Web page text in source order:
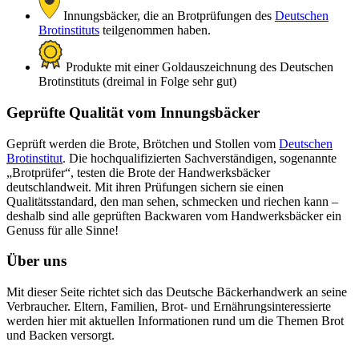
Innungsbäcker, die an Brotprüfungen des Deutschen
Brotinstituts teilgenommen haben.
Produkte mit einer Goldauszeichnung des Deutschen
Brotinstituts (dreimal in Folge sehr gut)
Geprüfte Qualität vom Innungsbäcker
Geprüft werden die Brote, Brötchen und Stollen vom Deutschen
Brotinstitut. Die hochqualifizierten Sachverständigen, sogenannte
„Brotprüfer“, testen die Brote der Handwerksbäcker
deutschlandweit. Mit ihren Prüfungen sichern sie einen
Qualitätsstandard, den man sehen, schmecken und riechen kann –
deshalb sind alle geprüften Backwaren vom Handwerksbäcker ein
Genuss für alle Sinne!
Über uns
Mit dieser Seite richtet sich das Deutsche Bäckerhandwerk an seine
Verbraucher. Eltern, Familien, Brot- und Ernährungsinteressierte
werden hier mit aktuellen Informationen rund um die Themen Brot
und Backen versorgt.